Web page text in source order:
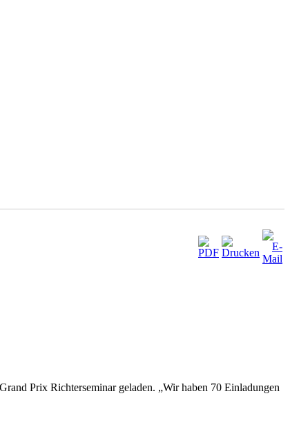
Prix Richterseminar geladen. „Wir haben 70 Einladungen